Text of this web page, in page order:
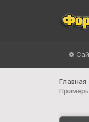
Главная